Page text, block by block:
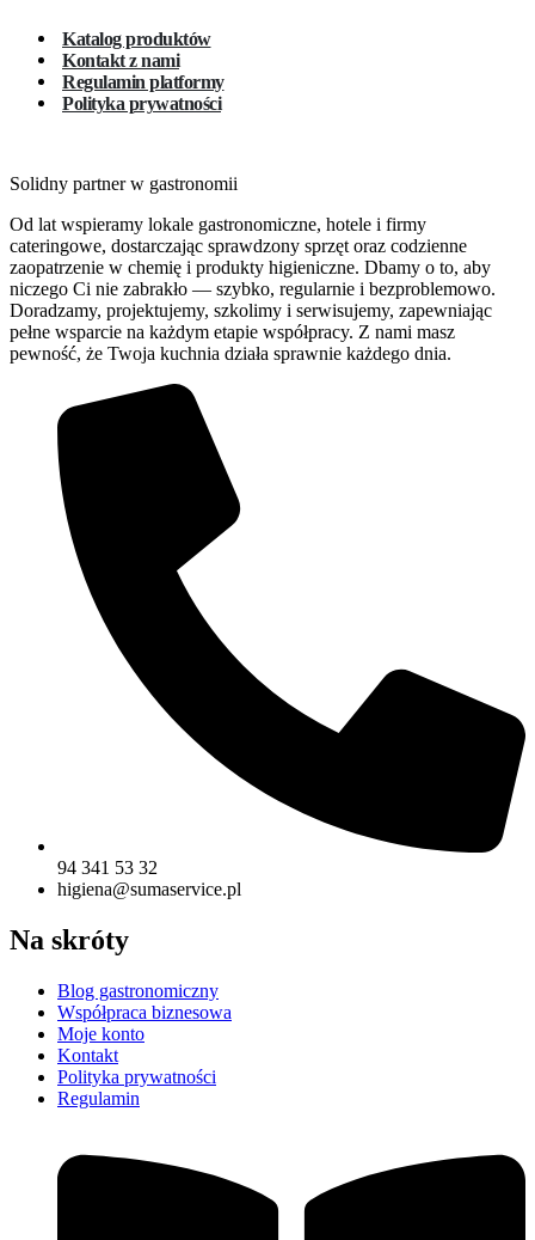
Katalog produktów
Kontakt z nami
Regulamin platformy
Polityka prywatności
Solidny partner w gastronomii
Od lat wspieramy lokale gastronomiczne, hotele i firmy
cateringowe, dostarczając sprawdzony sprzęt oraz codzienne
zaopatrzenie w chemię i produkty higieniczne. Dbamy o to, aby
niczego Ci nie zabrakło — szybko, regularnie i bezproblemowo.
Doradzamy, projektujemy, szkolimy i serwisujemy, zapewniając
pełne wsparcie na każdym etapie współpracy. Z nami masz
pewność, że Twoja kuchnia działa sprawnie każdego dnia.
94 341 53 32
higiena@sumaservice.pl
Na skróty
Blog gastronomiczny
Współpraca biznesowa
Moje konto
Kontakt
Polityka prywatności
Regulamin